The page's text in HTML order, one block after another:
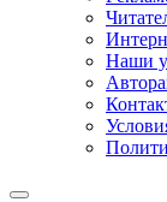
Наши